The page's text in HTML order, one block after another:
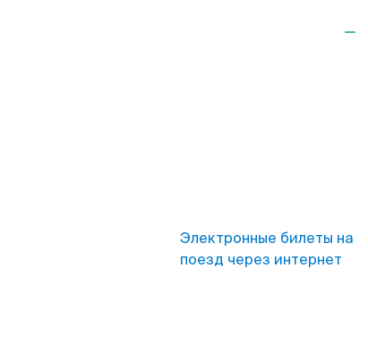
Электронные билеты на
поезд через интернет